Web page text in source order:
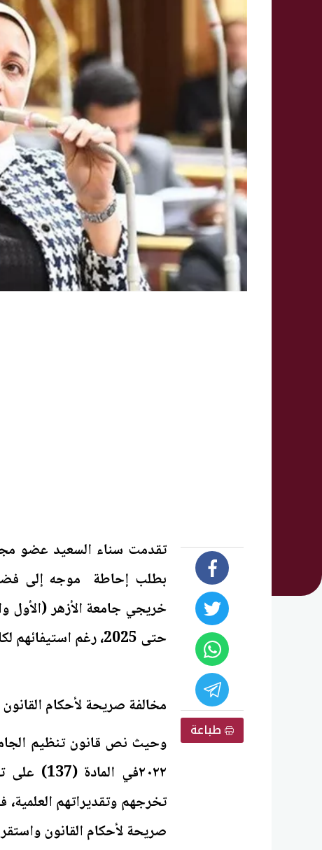
طباعة
تقدمت سناء السعيد عضو
بطلب إحاطة موجه إلى
حتى 2025، رغم استيفائهم لكافة الشروط القانونية والعلمية اللازمة للتعيين.
مخالفة صريحة لأحكام القانون
٢٠٢٢في
تخرجهم وتقديراتهم
صريحة لأحكام القانون